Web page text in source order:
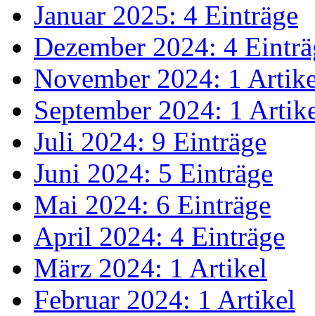
Januar 2025: 4 Einträge
Dezember 2024: 4
November 2024: 1
September 2024: 1
Juli 2024: 9 Einträge
Juni 2024: 5 Einträge
Mai 2024: 6 Einträge
April 2024: 4 Einträge
März 2024: 1 Artikel
Februar 2024: 1 Artikel